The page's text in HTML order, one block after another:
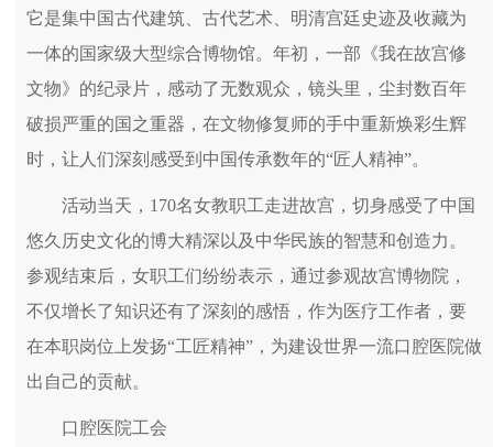
它是集中国古代建筑、古代艺术、明清宫廷史迹及收藏为
一体的国家级大型综合博物馆。年初，一部《我在故宫修
文物》的纪录片，感动了无数观众，镜头里，尘封数百年
破损严重的国之重器，在文物修复师的手中重新焕彩生辉
时，让人们深刻感受到中国传承数年的“匠人精神”。
活动当天，170名女教职工走进故宫，切身感受了中国
悠久历史文化的博大精深以及中华民族的智慧和创造力。
参观结束后，女职工们纷纷表示，通过参观故宫博物院，
不仅增长了知识还有了深刻的感悟，作为医疗工作者，要
在本职岗位上发扬“工匠精神”，为建设世界一流口腔医院做
出自己的贡献。
口腔医院工会